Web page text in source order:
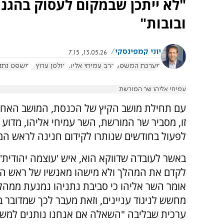
"לא ייתכן שבמקום לעסוק
ובובות"
יוני קמפינסקי
13.05.26, 7:15
מערכת המשפט הרב עמיחי אליהו אולפן ערוץ 7 משפט
עמיחי אליהו שר המורשת
עם תחילת מושב הקיץ של הכנסת, המושב
זו, מסביר שר המורשת, השר עמיחי אליהו, מדוע
לפעול בחודשים שנותרו לקידום חנינה לראש
באשר לעובדה שדווקא הוא, איש 'עוצמה
לקדם את המהלך ולא מישהו מאנשיו של ראש
אומר השר אליהו כי סביבת נתניהו נמנעת
מחשש לניגוד עניינים, וזאת מעבר לכך שמדובר
ערכית שבליבה "השאלה אם אנחנו נותנים